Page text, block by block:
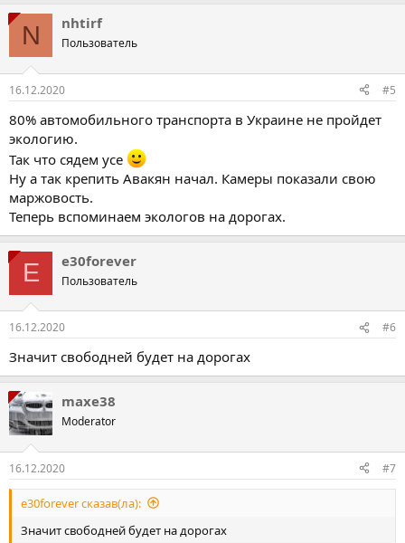
N nhtirf
Пользователь
16.12.2020 #5
80% автомобильного транспорта в Украине не пройдет
экологию.
Так что сядем усе
Ну а так крепить Авакян начал. Камеры показали свою
маржовость.
Теперь вспоминаем экологов на дорогах.
E e30forever
Пользователь
16.12.2020 #6
Значит свободней будет на дорогах
maxe38
Moderator
16.12.2020 #7
e30forever сказав(ла):
Значит свободней будет на дорогах